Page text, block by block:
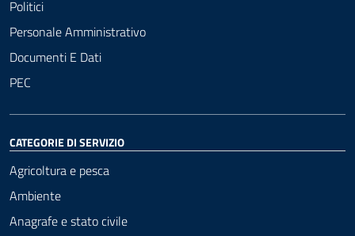
Politici
Personale Amministrativo
Documenti E Dati
PEC
CATEGORIE DI SERVIZIO
Agricoltura e pesca
Ambiente
Anagrafe e stato civile